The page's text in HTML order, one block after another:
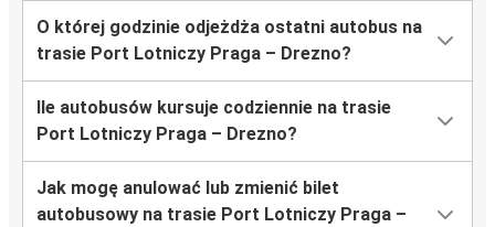
O której godzinie odjeżdża ostatni autobus na
trasie Port Lotniczy Praga – Drezno?
Ile autobusów kursuje codziennie na trasie
Port Lotniczy Praga – Drezno?
Jak mogę anulować lub zmienić bilet
autobusowy na trasie Port Lotniczy Praga –